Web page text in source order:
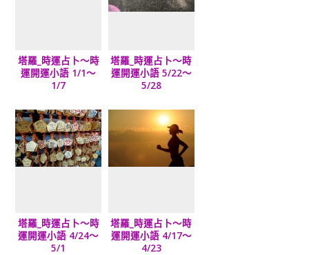
塔羅_時運占卜～時
運開運小語 1/1～
1/7
塔羅_時運占卜～時
運開運小語 5/22～
5/28
塔羅_時運占卜～時
運開運小語 4/24～
5/1
塔羅_時運占卜～時
運開運小語 4/17～
4/23